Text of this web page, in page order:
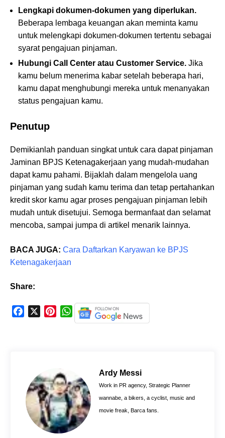
Lengkapi dokumen-dokumen yang diperlukan.
Beberapa lembaga keuangan akan meminta kamu
untuk melengkapi dokumen-dokumen tertentu sebagai
syarat pengajuan pinjaman.
Hubungi Call Center atau Customer Service. Jika
kamu belum menerima kabar setelah beberapa hari,
kamu dapat menghubungi mereka untuk menanyakan
status pengajuan kamu.
Penutup
Demikianlah panduan singkat untuk cara dapat pinjaman
Jaminan BPJS Ketenagakerjaan yang mudah-mudahan
dapat kamu pahami. Bijaklah dalam mengelola uang
pinjaman yang sudah kamu terima dan tetap pertahankan
kredit skor kamu agar proses pengajuan pinjaman lebih
mudah untuk disetujui. Semoga bermanfaat dan selamat
mencoba, sampai jumpa di artikel menarik lainnya.
BACA JUGA: Cara Daftarkan Karyawan ke BPJS
Ketenagakerjaan
Share:
k
r
e
s
W
h
p
p
Ardy Messi
Work in PR agency, Strategic Planner
wannabe, a bikers, a cyclist, music and
movie freak, Barca fans.